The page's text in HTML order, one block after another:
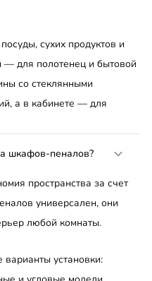
сухих продуктов и
— для полотенец и бытовой
со стеклянными
а в кабинете — для
шкафов-пеналов?
пространства за счет
универсален, они
любой комнаты.
установки: